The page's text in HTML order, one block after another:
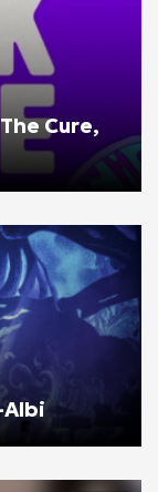
Cure,
Albi